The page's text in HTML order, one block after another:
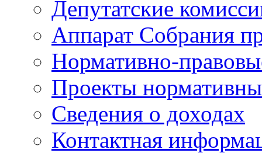
Депутатские
Аппарат Собрания
Нормативно-
Проекты
Сведения о доходах
Контактная